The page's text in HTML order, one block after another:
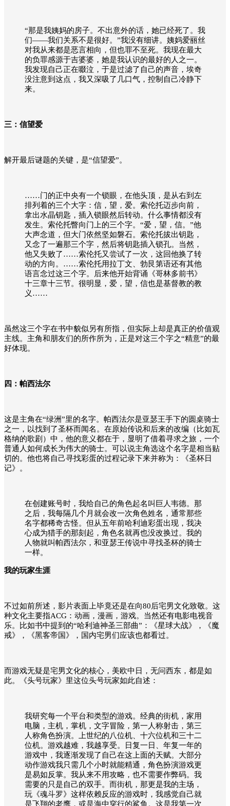
“那是我姨妈的房子。不出意外的话，她已经死了。我
们——我们关系不是很好。”我没有细讲。姨妈爱丽丝
对我从来都是恶言相向，但也罪不至死。我现在最大
的负罪感源于吉婆婆，她是我认识的最好的人之一。
我发现自己正在啜泣，于是过滤了自己的声音，埃奇
没注意到这点，我又深吸了几口气，控制自己冷静下
来。
三：信望爱
解开最后谜题的关键，是“信望爱”。
……门的正中央有一个锁眼，在他头顶，是从右到左
排列着的三个大字：信，望，爱。索伦托迈步向前，
拿出水晶钥匙，插入锁眼然后转动。什么事情都没有
发生。索伦托瞥向门上的三个字。“爱，望，信。”他
大声念道，但大门依然坚如磐石。索伦托拔出钥匙，
又念了一遍那三个字，然后将钥匙插入锁孔。当然，
他又失败了……索伦托又尝试了一次，这回他换了转
动的方向。……索伦托用拉丁文、勃艮第语还有其他
语言念过这三个字。后来他开始背诵《哥林多前书》
十三章十三节。很明显，爱，望，信也是基督教的教
义……
虽然这三个字在书中貌似另有所指，但实际上却是真正的价值观
主线。主角和朋友们的所作所为，正是对这三个字之“精意”的最
好体现。
四：帕西法尔
这是主角在“绿洲”里的名字。帕西法尔是亚瑟王手下的圆桌骑士
之一，以找到了圣杯而闻名。在原始传说和后来的改编（比如瓦
格纳的歌剧）中，他的意义都在于，显明了借着寻求之旅，一个
普通人如何成长为伟大的骑士。可以说主角选这个名字是相当贴
切的。他也将自己寻找彩蛋的过程记录下来并称为：《圣杯日
记》。
在创建账号时，我给自己的角色起名叫巨人韦德。那
之后，我每隔几个月就会改一次角色姓名，通常那些
名字都稀奇古怪。但从五年前哈利迪彩蛋出现，我决
心成为猎手的那刻起，角色名就再也没改换过。我的
人物就叫帕西法尔，和亚瑟王传说中寻找圣杯的骑士
一样。
我的玩家生涯
不过如前所述，影片表面上毕竟还是在向80后宅男文化致敬。这
种文化主要指ACG：动画，漫画，游戏。当然还有电影电视音
乐。比如书中提到的“哈利迪神圣三部曲”：《星球大战》，《魔
戒》，《黑客帝国》，国内宅男们应该也都看过。
而游戏无疑是宅男文化的核心，美欧中日，无问西东，都是如
此。《头号玩家》里这位头号玩家如此自述：
我研究每一个平台和类型的游戏。经典的街机，家用
电脑，主机，掌机，文字冒险，第一人称射击，第三
人称角色扮演。上世纪的八位机、十六位机和三十二
位机。游戏越难，我越享受。日复一日、年复一年的
游戏中，我逐渐发现了自己在这上面的天赋。大部分
动作游戏我只需几个小时就能精通，角色扮演游戏更
是易如反掌。我从来不用攻略，也不需要作弊码。我
需要的只是自己的双手。而街机，那更是我的主场，
玩《魂斗罗》这样依赖反应的游戏时，我感觉自己就
是飞翔的老鹰，或是海中穿行的鲨鱼。这是我第一次